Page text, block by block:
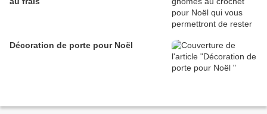
Décoration de porte pour Noël